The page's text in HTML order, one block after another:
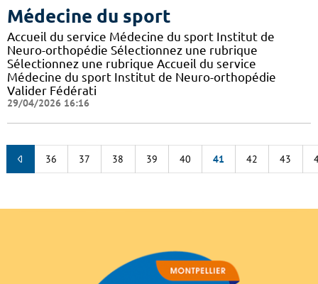
Médecine du sport
Accueil du service Médecine du sport Institut de
Neuro-orthopédie Sélectionnez une rubrique
Sélectionnez une rubrique Accueil du service
Médecine du sport Institut de Neuro-orthopédie
Valider Fédérati
29/04/2026 16:16
36 37 38 39 40 41 42 43